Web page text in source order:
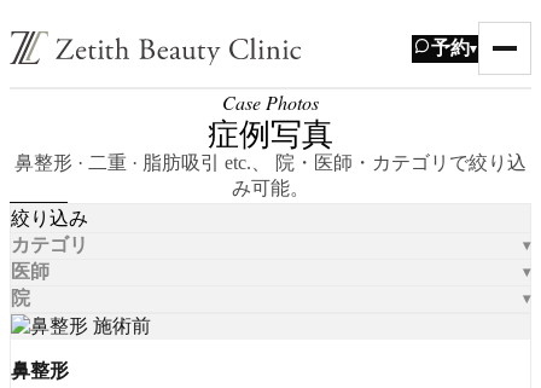
予約▾
Case Photos
症例写真
鼻整形 · 二重 · 脂肪吸引 etc.、 院・医師・カテゴリで絞り込
み可能。
絞り込み
カテゴリ
医師
院
鼻整形